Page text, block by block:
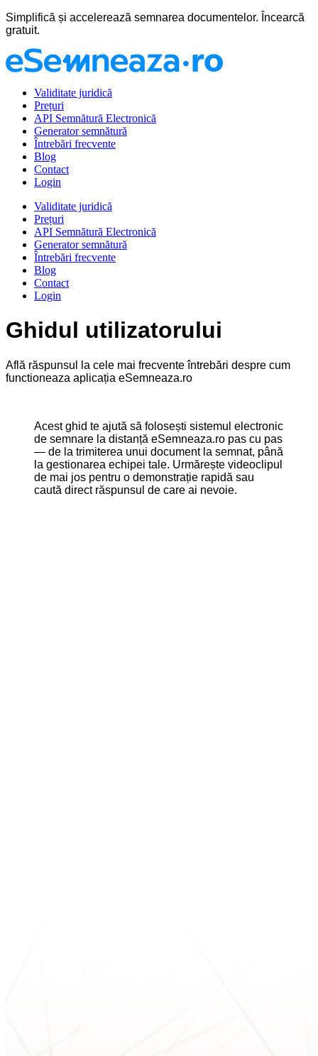
Sari
la
Simplifică și accelerează semnarea documentelor. Încearcă
gratuit.
Validitate juridică
Prețuri
API Semnătură Electronică
Generator semnătură
Întrebări frecvente
Blog
Contact
Login
Validitate juridică
Prețuri
API Semnătură Electronică
Generator semnătură
Întrebări frecvente
Blog
Contact
Login
Ghidul utilizatorului
Află răspunsul la cele mai frecvente întrebări despre cum
functioneaza aplicația eSemneaza.ro
Acest ghid te ajută să folosești sistemul electronic
de semnare la distanță eSemneaza.ro pas cu pas
— de la trimiterea unui document la semnat, până
la gestionarea echipei tale. Urmărește videoclipul
de mai jos pentru o demonstrație rapidă sau
caută direct răspunsul de care ai nevoie.